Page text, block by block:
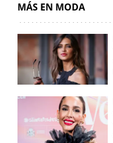
MÁS EN MODA